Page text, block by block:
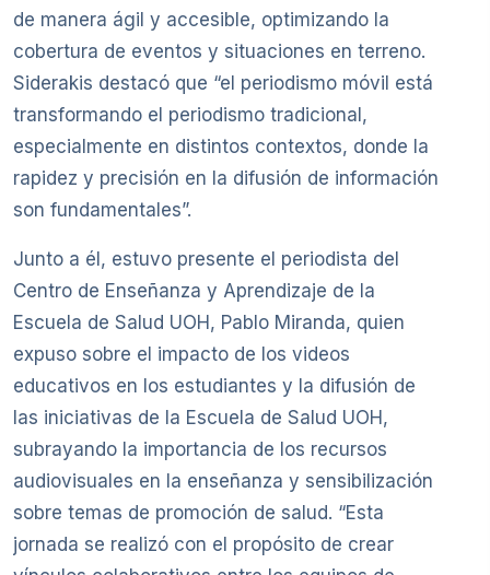
de manera ágil y accesible, optimizando la
cobertura de eventos y situaciones en terreno.
Siderakis destacó que “el periodismo móvil está
transformando el periodismo tradicional,
especialmente en distintos contextos, donde la
rapidez y precisión en la difusión de información
son fundamentales”.
Junto a él, estuvo presente el periodista del
Centro de Enseñanza y Aprendizaje de la
Escuela de Salud UOH, Pablo Miranda, quien
expuso sobre el impacto de los videos
educativos en los estudiantes y la difusión de
las iniciativas de la Escuela de Salud UOH,
subrayando la importancia de los recursos
audiovisuales en la enseñanza y sensibilización
sobre temas de promoción de salud. “Esta
jornada se realizó con el propósito de crear